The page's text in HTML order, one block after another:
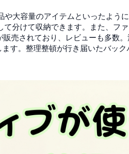
大容量のアイテムといったよう
分けて収納できます。また、フ
売されており、レビューも多数
す。整理整頓が行き届いたバッ